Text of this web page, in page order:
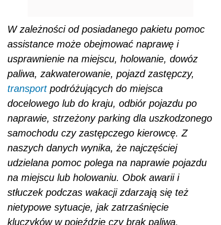
W zależności od posiadanego pakietu pomoc
assistance może obejmować naprawę i
usprawnienie na miejscu, holowanie, dowóz
paliwa, zakwaterowanie, pojazd zastępczy,
transportpodróżujących do miejsca
docelowego lub do kraju, odbiór pojazdu po
naprawie, strzeżony parking dla uszkodzonego
samochodu czy zastępczego kierowcę. Z
naszych danych wynika, że najczęściej
udzielana pomoc polega na naprawie pojazdu
na miejscu lub holowaniu. Obok awarii i
stłuczek podczas wakacji zdarzają się też
nietypowe sytuacje, jak zatrzaśnięcie
kluczyków w pojeździe czy brak paliwa.